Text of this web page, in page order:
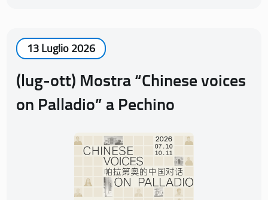
13 Luglio 2026
(lug-ott) Mostra “Chinese voices
on Palladio” a Pechino